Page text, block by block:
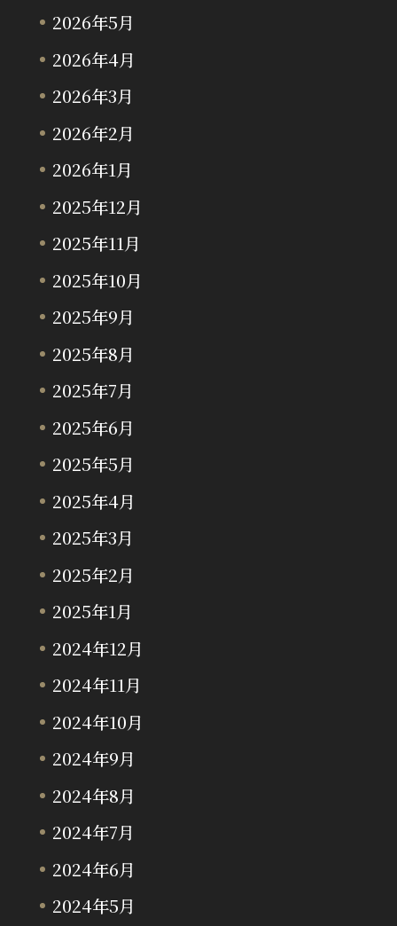
2026年5月
2026年4月
2026年3月
2026年2月
2026年1月
2025年12月
2025年11月
2025年10月
2025年9月
2025年8月
2025年7月
2025年6月
2025年5月
2025年4月
2025年3月
2025年2月
2025年1月
2024年12月
2024年11月
2024年10月
2024年9月
2024年8月
2024年7月
2024年6月
2024年5月